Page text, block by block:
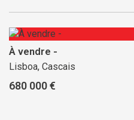
À vendre -
Lisboa, Cascais
680 000 €